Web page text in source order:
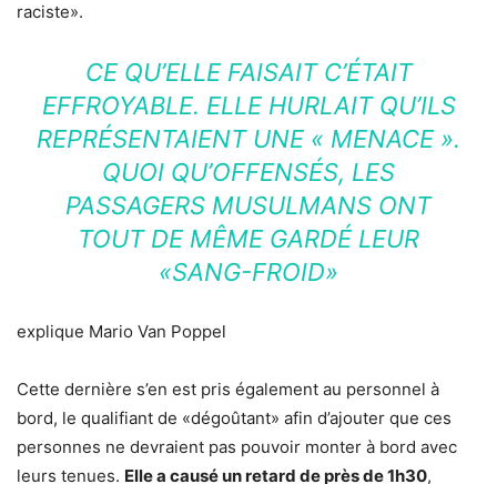
raciste».
CE QU’ELLE FAISAIT C’ÉTAIT
EFFROYABLE. ELLE HURLAIT QU’ILS
REPRÉSENTAIENT UNE « MENACE ».
QUOI QU’OFFENSÉS, LES
PASSAGERS MUSULMANS ONT
TOUT DE MÊME GARDÉ LEUR
«SANG-FROID»
explique Mario Van Poppel
Cette dernière s’en est pris également au personnel à
bord, le qualifiant de «dégoûtant» afin d’ajouter que ces
personnes ne devraient pas pouvoir monter à bord avec
leurs tenues. Elle a causé un retard de près de 1h30,